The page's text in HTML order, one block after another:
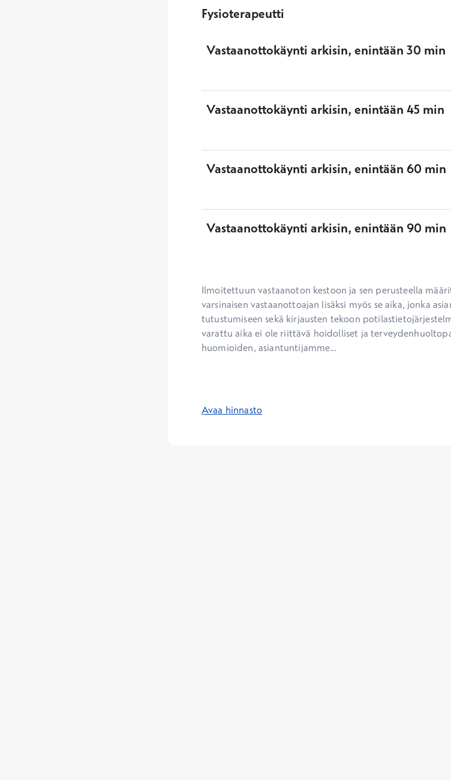
Fysioterapeutti
Vastaanottokäynti arkisin, enintään 30 min
Vastaanottokäynti arkisin, enintään 45 min
Vastaanottokäynti arkisin, enintään 60 min
Vastaanottokäynti arkisin, enintään 90 min
Ilmoitettuun vastaanoton kestoon ja sen perusteella
varsinaisen vastaanottoajan lisäksi myös se aika, jonka
tutustumiseen sekä kirjausten tekoon
varattu aika ei ole riittävä hoidolliset ja
huomioiden, asiantuntijamme...
Avaa hinnasto